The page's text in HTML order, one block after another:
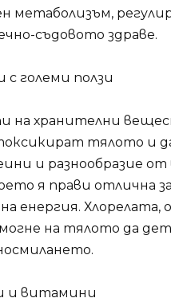
метаболизъм,
съдовото здраве.
с големи ползи
на хранителни
тялото и
и разнообразие
я прави отлична
енергия. Хлорелата,
на тялото да
и витамини